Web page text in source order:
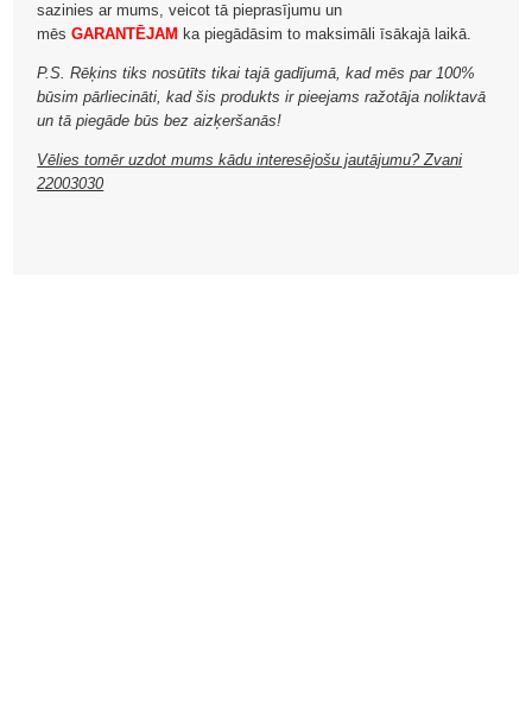
sazinies ar mums, veicot tā pieprasījumu un
mēsGARANTĒJAM ka piegādāsim to maksimāli īsākajā laikā.
P.S. Rēķins tiks nosūtīts tikai tajā gadījumā, kad mēs par 100%
būsim pārliecināti, kad šis produkts ir pieejams ražotāja noliktavā
un tā piegāde būs bez aizķeršanās!
Vēlies tomēr uzdot mums kādu interesējošu jautājumu? Zvani
22003030